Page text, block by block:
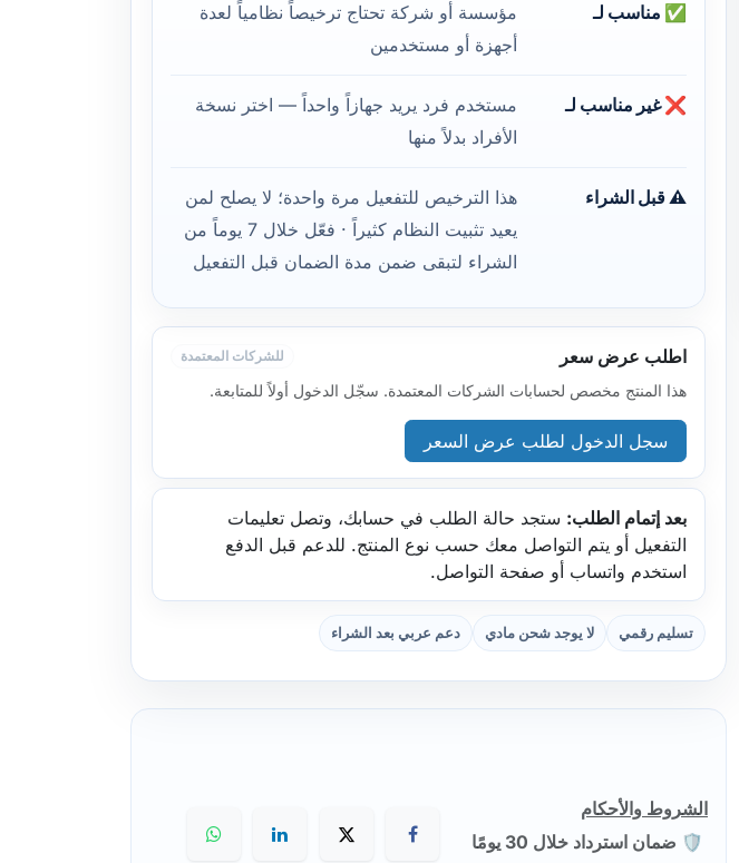
✅ مناسب لـ
مؤسسة أو شركة تحتاج ترخيصاً نظامياً لعدة
أجهزة أو مستخدمين
❌ غير مناسب لـ
مستخدم فرد يريد جهازاً واحداً — اختر نسخة
الأفراد بدلاً منها
⚠️ قبل الشراء
هذا الترخيص للتفعيل مرة واحدة؛ لا يصلح لمن
يعيد تثبيت النظام كثيراً · فعّل خلال 7 يوماً من
الشراء لتبقى ضمن مدة الضمان قبل التفعيل
اطلب عرض سعر للشركات المعتمدة
هذا المنتج مخصص لحسابات الشركات المعتمدة. سجّل الدخول أولاً للمتابعة.
سجل الدخول لطلب عرض السعر
بعد إتمام الطلب: ستجد حالة الطلب في حسابك، وتصل تعليمات
التفعيل أو يتم التواصل معك حسب نوع المنتج. للدعم قبل الدفع
استخدم واتساب أو صفحة التواصل.
تسليم رقمي لا يوجد شحن مادي دعم عربي بعد الشراء
الشروط والأحكام
🛡️ ضمان استرداد خلال 30 يومًا